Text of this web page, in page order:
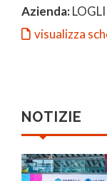
Azienda:LOGLI
visualizza
NOTIZIE